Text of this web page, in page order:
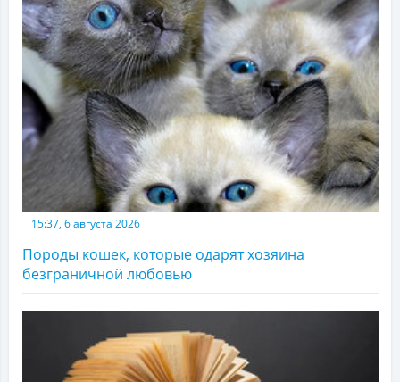
15:37, 6 августа 2026
Породы кошек, которые одарят хозяина
безграничной любовью